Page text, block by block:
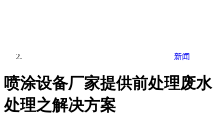
新闻
喷涂设备厂家提供前处理废水
处理之解决方案